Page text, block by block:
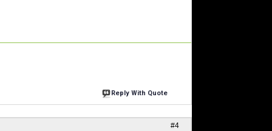
Reply With Quote
#4